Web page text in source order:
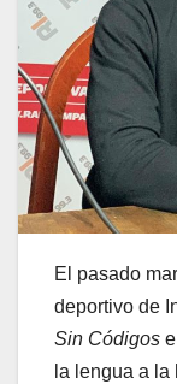
El pasado
deportivo de
Sin Códigos
la lengua a la